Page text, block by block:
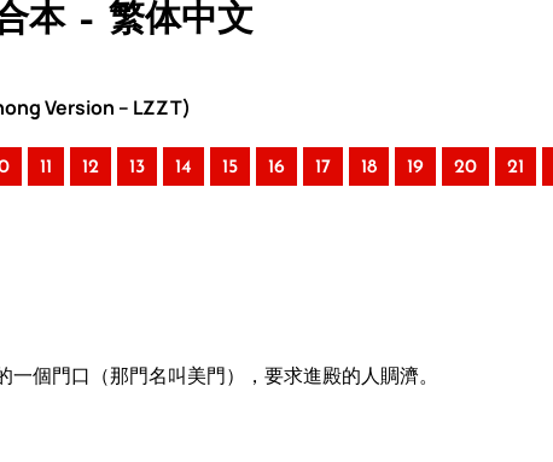
本 – 繁体中文
Version – LZZT)
11 12 13 14 15 16 17 18 19 20 21
個門口（那門名叫美門），要求進殿的人賙濟。